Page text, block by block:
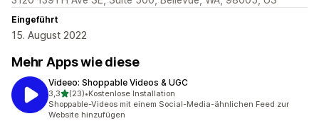
Eingeführt
15. August 2022
Mehr Apps wie diese
Videeo: Shoppable Videos & UGC
3,3von 5 Sternen
(23)
23 Rezensionen insgesamt
•Kostenlose Installation
Shoppable-Videos mit einem Social-Media-ähnlichen Feed zur
Website hinzufügen